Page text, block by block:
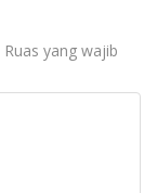
Ruas yang wajib